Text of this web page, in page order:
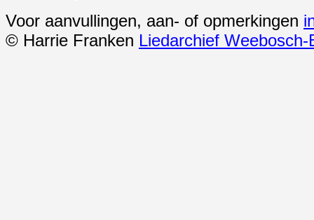
Voor aanvullingen, aan- of opmerkingen
© Harrie Franken Liedarchief Weebosch-